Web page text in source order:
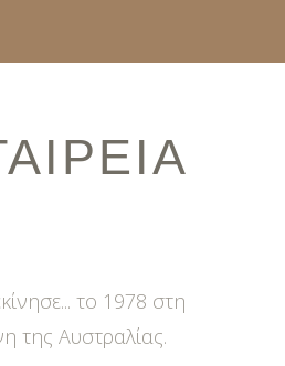
το 1978 στη
της Αυστραλίας.